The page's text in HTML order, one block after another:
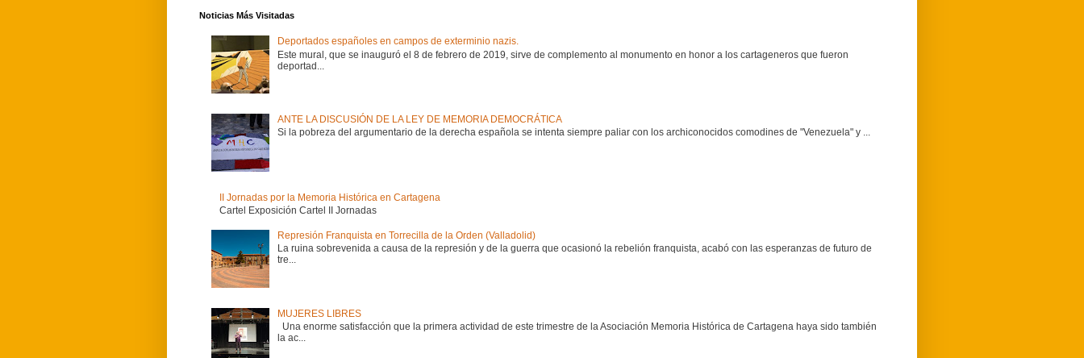
Noticias Más Visitadas
Deportados españoles en campos de exterminio nazis.
Este mural, que se inauguró el 8 de febrero de 2019, sirve de complemento al monumento en honor a los cartageneros que fueron
deportad...
ANTE LA DISCUSIÓN DE LA LEY DE MEMORIA DEMOCRÁTICA
Si la pobreza del argumentario de la derecha española se intenta siempre paliar con los archiconocidos comodines de "Venezuela" y ...
II Jornadas por la Memoria Histórica en Cartagena
Cartel Exposición Cartel II Jornadas
Represión Franquista en Torrecilla de la Orden (Valladolid)
La ruina sobrevenida a causa de la represión y de la guerra que ocasionó la rebelión franquista, acabó con las esperanzas de futuro de
tre...
MUJERES LIBRES
Una enorme satisfacción que la primera actividad de este trimestre de la Asociación Memoria Histórica de Cartagena haya sido también
la ac...